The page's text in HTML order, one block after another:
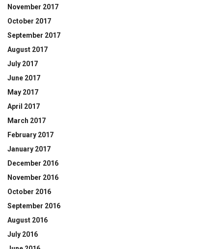
November 2017
October 2017
September 2017
August 2017
July 2017
June 2017
May 2017
April 2017
March 2017
February 2017
January 2017
December 2016
November 2016
October 2016
September 2016
August 2016
July 2016